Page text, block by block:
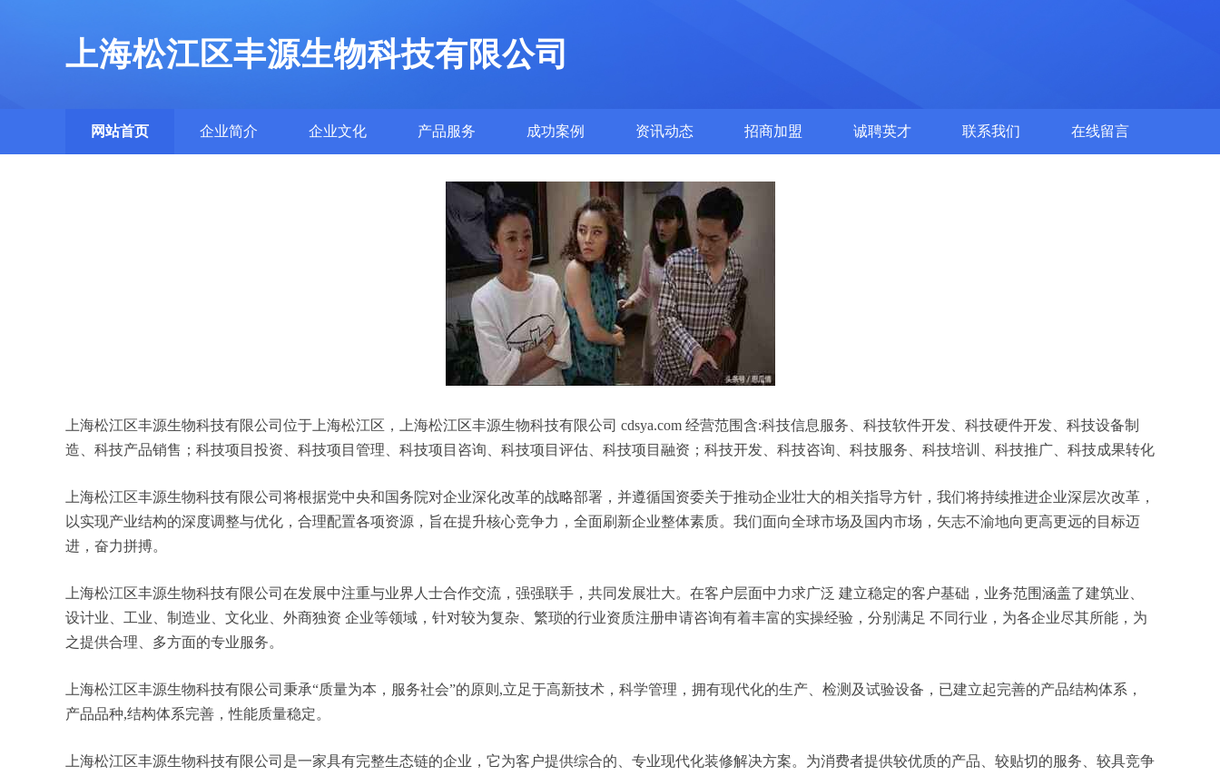
上海松江区丰源生物科技有限公司
网站首页 企业简介 企业文化 产品服务 成功案例 资讯动态 招商加盟 诚聘英才 联系我们 在线留言
上海松江区丰源生物科技有限公司位于上海松江区，上海松江区丰源生物科技有限公司 cdsya.com 经营范围含:科技信息服务、科技软件开发、科技硬件开发、科技设备制
造、科技产品销售；科技项目投资、科技项目管理、科技项目咨询、科技项目评估、科技项目融资；科技开发、科技咨询、科技服务、科技培训、科技推广、科技成果转化
上海松江区丰源生物科技有限公司将根据党中央和国务院对企业深化改革的战略部署，并遵循国资委关于推动企业壮大的相关指导方针，我们将持续推进企业深层次改革，
以实现产业结构的深度调整与优化，合理配置各项资源，旨在提升核心竞争力，全面刷新企业整体素质。我们面向全球市场及国内市场，矢志不渝地向更高更远的目标迈
进，奋力拼搏。
上海松江区丰源生物科技有限公司在发展中注重与业界人士合作交流，强强联手，共同发展壮大。在客户层面中力求广泛 建立稳定的客户基础，业务范围涵盖了建筑业、
设计业、工业、制造业、文化业、外商独资 企业等领域，针对较为复杂、繁琐的行业资质注册申请咨询有着丰富的实操经验，分别满足 不同行业，为各企业尽其所能，为
之提供合理、多方面的专业服务。
上海松江区丰源生物科技有限公司秉承“质量为本，服务社会”的原则,立足于高新技术，科学管理，拥有现代化的生产、检测及试验设备，已建立起完善的产品结构体系，
产品品种,结构体系完善，性能质量稳定。
上海松江区丰源生物科技有限公司是一家具有完整生态链的企业，它为客户提供综合的、专业现代化装修解决方案。为消费者提供较优质的产品、较贴切的服务、较具竞争